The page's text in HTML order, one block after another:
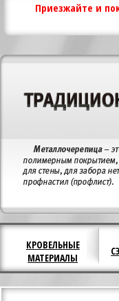
Приезжайте и
КРОВЕЛЬНЫЕ
МАТЕРИАЛЫ